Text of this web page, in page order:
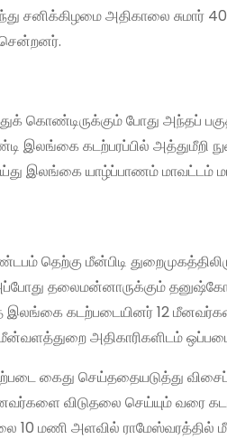
சனிக்கிழமை அதிகாலை சுமார்
சென்றனர்.
கொண்டிருக்கும் போது அந்தப்
கடற்பரப்பில் அத்துமீறி
யாழ்ப்பாணம் மாவட்டம்
தெற்கு மீன்பிடி
தலைமன்னாருக்கும்
இலங்கை கடற்படையினர் 12
அதிகாரிகளிடம்
கைது செய்ததையடுத்து
விடுதலை செய்யும் வரை
10 மணி அளவில் ராமேஸ்வரத்தில்